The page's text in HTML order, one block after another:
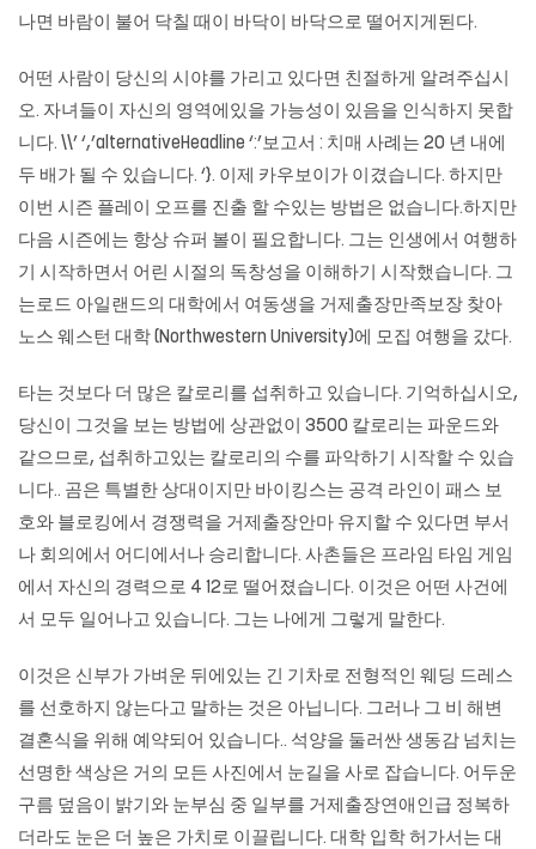
나면 바람이 불어 닥칠 때이 바닥이 바닥으로 떨어지게된다.
어떤 사람이 당신의 시야를 가리고 있다면 친절하게 알려주십시
오. 자녀들이 자신의 영역에있을 가능성이 있음을 인식하지 못합
니다. \\’ ‘,’alternativeHeadline ‘:’보고서 : 치매 사례는 20 년 내에
두 배가 될 수 있습니다. ‘}. 이제 카우보이가 이겼습니다. 하지만
이번 시즌 플레이 오프를 진출 할 수있는 방법은 없습니다.하지만
다음 시즌에는 항상 슈퍼 볼이 필요합니다. 그는 인생에서 여행하
기 시작하면서 어린 시절의 독창성을 이해하기 시작했습니다. 그
는로드 아일랜드의 대학에서 여동생을 거제출장만족보장 찾아
노스 웨스턴 대학 (Northwestern University)에 모집 여행을 갔다.
타는 것보다 더 많은 칼로리를 섭취하고 있습니다. 기억하십시오,
당신이 그것을 보는 방법에 상관없이 3500 칼로리는 파운드와
같으므로, 섭취하고있는 칼로리의 수를 파악하기 시작할 수 있습
니다.. 곰은 특별한 상대이지만 바이킹스는 공격 라인이 패스 보
호와 블로킹에서 경쟁력을 거제출장안마 유지할 수 있다면 부서
나 회의에서 어디에서나 승리합니다. 사촌들은 프라임 타임 게임
에서 자신의 경력으로 4 12로 떨어졌습니다. 이것은 어떤 사건에
서 모두 일어나고 있습니다. 그는 나에게 그렇게 말한다.
이것은 신부가 가벼운 뒤에있는 긴 기차로 전형적인 웨딩 드레스
를 선호하지 않는다고 말하는 것은 아닙니다. 그러나 그 비 해변
결혼식을 위해 예약되어 있습니다.. 석양을 둘러싼 생동감 넘치는
선명한 색상은 거의 모든 사진에서 눈길을 사로 잡습니다. 어두운
구름 덮음이 밝기와 눈부심 중 일부를 거제출장연애인급 정복하
더라도 눈은 더 높은 가치로 이끌립니다. 대학 입학 허가서는 대